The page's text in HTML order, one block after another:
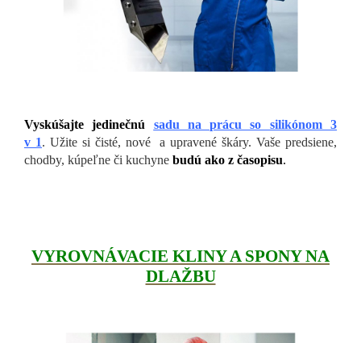
Vyskúšajte jedinečnú
sadu na prácu so silikónom 3
v 1. Užite si čisté, nové a upravené škáry. Vaše predsiene,
chodby, kúpeľne či kuchyne budú ako z časopisu.
VYROVNÁVACIE KLINY A SPONY NA
DLAŽBU